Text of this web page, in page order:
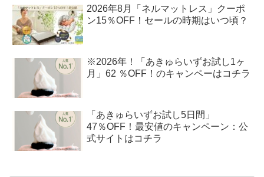
2026年8月「ネルマットレス」クーポ
ン15％OFF！セールの時期はいつ頃？
※2026年！「あきゅらいずお試し1ヶ
月」62 ％OFF！のキャンペーはコチラ
「あきゅらいずお試し5日間」
47％OFF！最安値のキャンペーン：公
式サイトはコチラ